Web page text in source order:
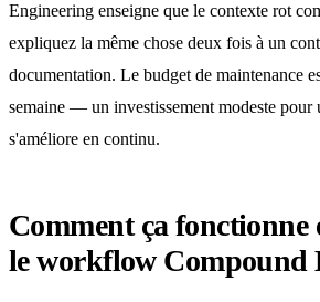
Engineering enseigne que le contexte rot
expliquez la même chose deux fois à un
documentation. Le budget de maintenance
semaine — un investissement modeste pour
s'améliore en continu.
Comment ça fonctionne
le workflow Compound